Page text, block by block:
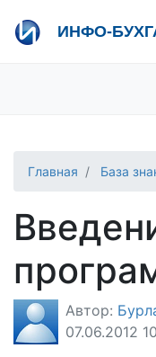
ИНФО-
Главная База
Автор:
07.06.2012